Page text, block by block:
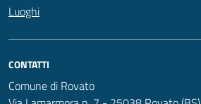
Luoghi
CONTATTI
Comune di Rovato